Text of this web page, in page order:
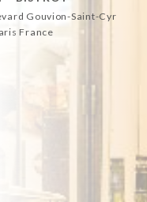
Gouvion-Saint-Cyr
France